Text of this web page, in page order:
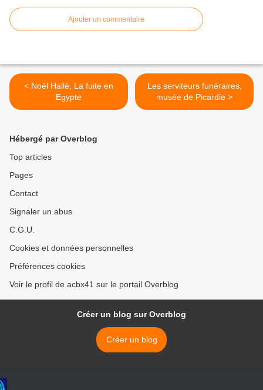
Ajouter un commentaire
< Noël Hallé, La fuite en
Egypte
Les serviteurs funéraires,
musée de Picardie >
Hébergé par Overblog
Top articles
Pages
Contact
Signaler un abus
C.G.U.
Cookies et données personnelles
Préférences cookies
Voir le profil de acbx41 sur le portail Overblog
Créer un blog sur Overblog
Créer un blog